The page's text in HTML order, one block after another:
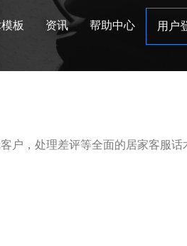
板 资讯 帮助中心 用户
户，处理差评等全面的居家客服话